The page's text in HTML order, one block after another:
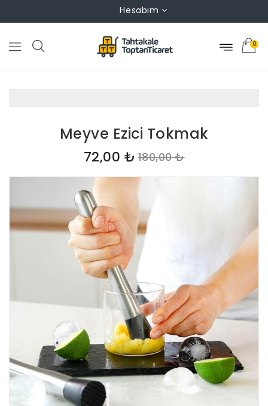
Hesabım
0
Meyve Ezici Tokmak
72,00 ₺ 180,00 ₺